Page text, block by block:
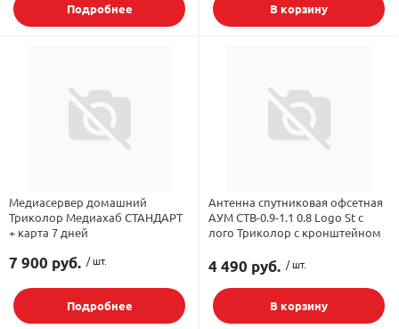
Подробнее В корзину
Медиасервер домашний
Триколор Медиахаб СТАНДАРТ
+ карта 7 дней
7 900 руб. / шт.
Подробнее
Антенна спутниковая офсетная
АУМ CTB-0.9-1.1 0.8 Logo St с
лого Триколор с кронштейном
4 490 руб. / шт.
В корзину